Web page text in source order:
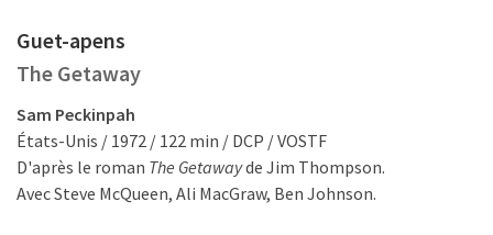
Guet-apens
The Getaway
Sam Peckinpah
États-Unis / 1972 / 122 min / DCP / VOSTF
D'après le roman The Getawayde Jim Thompson.
Avec Steve McQueen, Ali MacGraw, Ben Johnson.